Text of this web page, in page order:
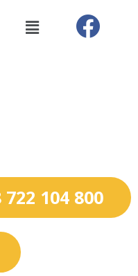
Menu
722 104 800